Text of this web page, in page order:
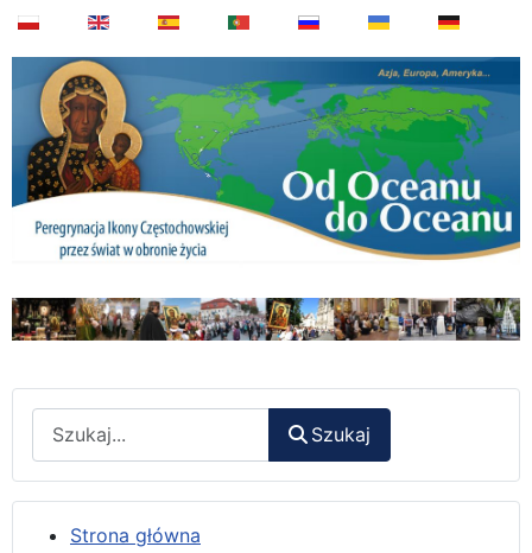
Szukaj
Strona główna